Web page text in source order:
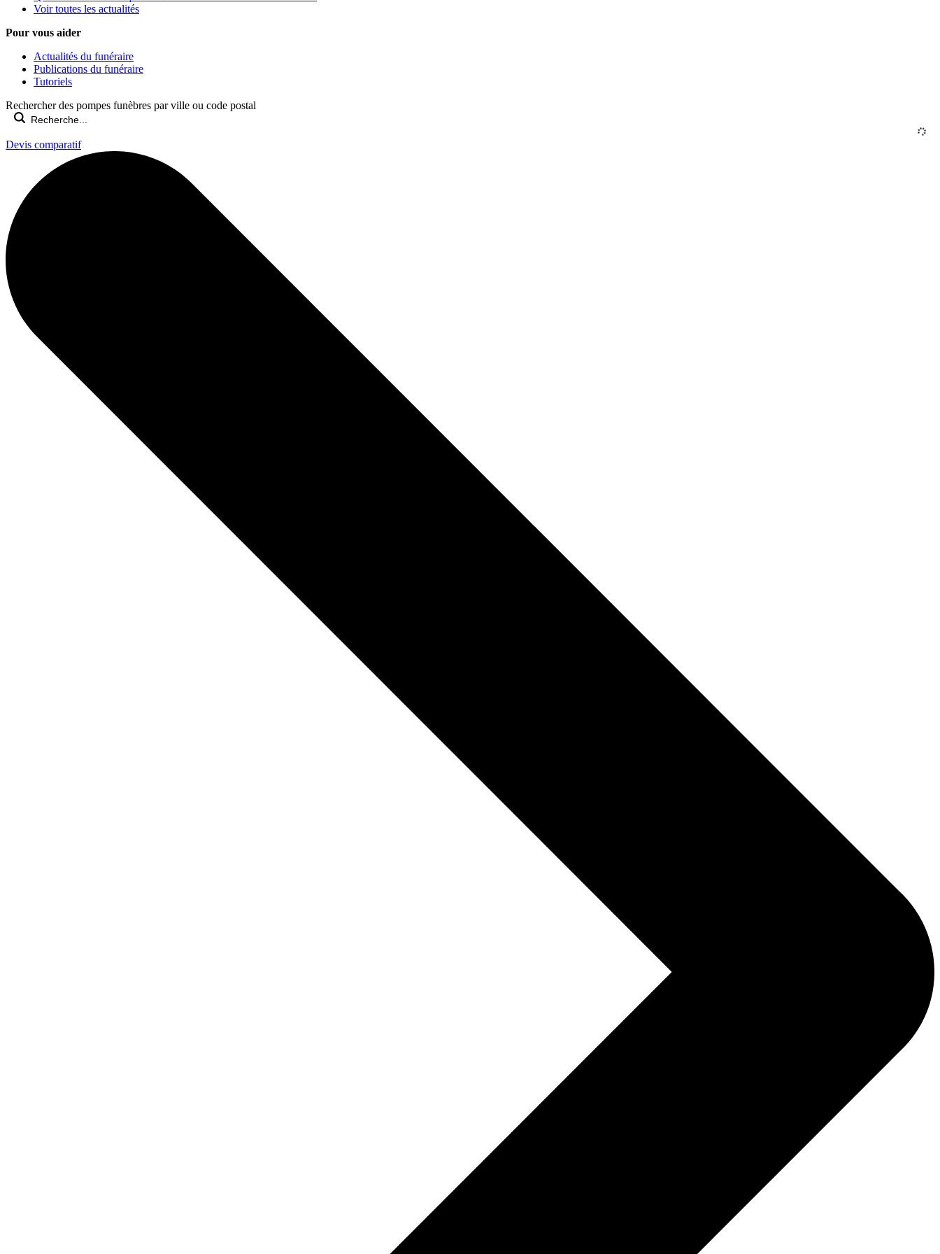
Voir toutes les actualités
Pour vous aider
Actualités du funéraire
Publications du funéraire
Tutoriels
Rechercher des pompes funèbres par ville ou code postal
Devis comparatif